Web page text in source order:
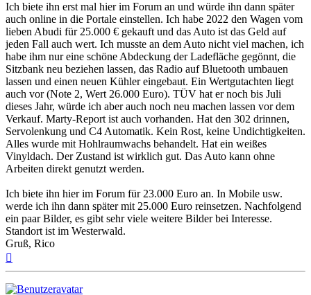
Ich biete ihn erst mal hier im Forum an und würde ihn dann später
auch online in die Portale einstellen. Ich habe 2022 den Wagen vom
lieben Abudi für 25.000 € gekauft und das Auto ist das Geld auf
jeden Fall auch wert. Ich musste an dem Auto nicht viel machen, ich
habe ihm nur eine schöne Abdeckung der Ladefläche gegönnt, die
Sitzbank neu beziehen lassen, das Radio auf Bluetooth umbauen
lassen und einen neuen Kühler eingebaut. Ein Wertgutachten liegt
auch vor (Note 2, Wert 26.000 Euro). TÜV hat er noch bis Juli
dieses Jahr, würde ich aber auch noch neu machen lassen vor dem
Verkauf. Marty-Report ist auch vorhanden. Hat den 302 drinnen,
Servolenkung und C4 Automatik. Kein Rost, keine Undichtigkeiten.
Alles wurde mit Hohlraumwachs behandelt. Hat ein weißes
Vinyldach. Der Zustand ist wirklich gut. Das Auto kann ohne
Arbeiten direkt genutzt werden.
Ich biete ihn hier im Forum für 23.000 Euro an. In Mobile usw.
werde ich ihn dann später mit 25.000 Euro reinsetzen. Nachfolgend
ein paar Bilder, es gibt sehr viele weitere Bilder bei Interesse.
Standort ist im Westerwald.
Gruß, Rico